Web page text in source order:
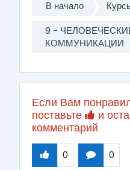
В начало
9 -
КОММУНИКАЦИИ
Если Вам
поставьте
и
комментарий
0 0